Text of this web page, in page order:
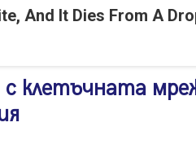
And It Dies From A
клетъчната